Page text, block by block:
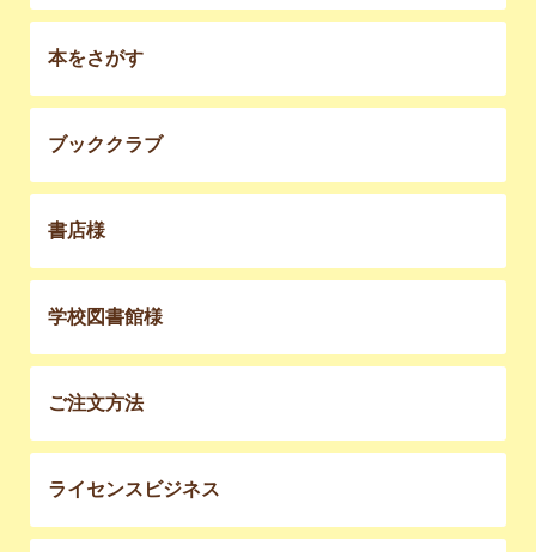
本をさがす
ブッククラブ
書店様
学校図書館様
ご注文方法
ライセンスビジネス